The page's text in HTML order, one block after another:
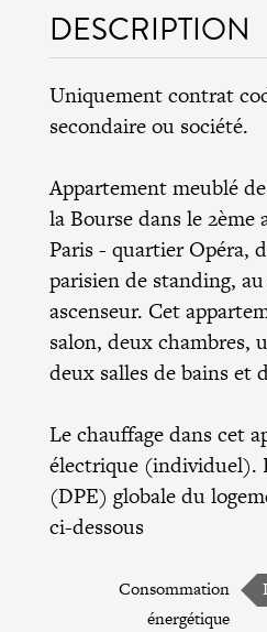
DESCRIPTION
Uniquement contrat
secondaire ou société.
Appartement meublé
la Bourse dans le
Paris - quartier Opéra,
parisien de standing, au
ascenseur. Cet
salon, deux chambres,
deux salles de bains et
Le chauffage dans cet
électrique (individuel).
(DPE) globale du
ci-dessous
Consommation
énergétique